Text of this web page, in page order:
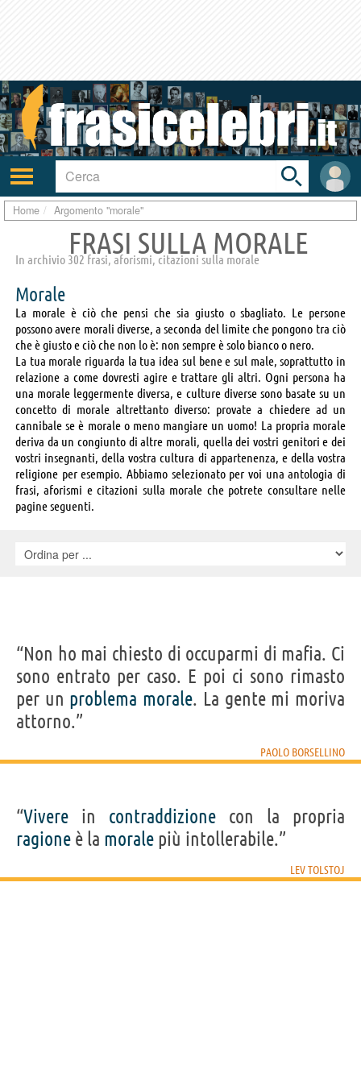
Attiva/disattiva
navigazione
User
area
Toggle
search
bar
Home Argomento "morale"
FRASI SULLA MORALE
In archivio 302 frasi, aforismi, citazioni sulla morale
Morale
La morale è ciò che pensi che sia giusto o sbagliato. Le persone
possono avere morali diverse, a seconda del limite che pongono tra ciò
che è giusto e ciò che non lo è: non sempre è solo bianco o nero.
La tua morale riguarda la tua idea sul bene e sul male, soprattutto in
relazione a come dovresti agire e trattare gli altri. Ogni persona ha
una morale leggermente diversa, e culture diverse sono basate su un
concetto di morale altrettanto diverso: provate a chiedere ad un
cannibale se è morale o meno mangiare un uomo! La propria morale
deriva da un congiunto di altre morali, quella dei vostri genitori e dei
vostri insegnanti, della vostra cultura di appartenenza, e della vostra
religione per esempio. Abbiamo selezionato per voi una antologia di
frasi, aforismi e citazioni sulla morale che potrete consultare nelle
pagine seguenti.
“Non ho mai chiesto di occuparmi di mafia. Ci
sono entrato per caso. E poi ci sono rimasto
per un problema morale. La gente mi moriva
attorno.”
PAOLO BORSELLINO
“Vivere in contraddizione con la propria
ragione è la morale più intollerabile.”
LEV TOLSTOJ